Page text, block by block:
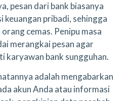
pesan dari bank biasanya
pribadi, sehingga
cemas. Penipu masa
merangkai pesan agar
karyawan bank sungguhan.
adalah mengabarkan
akun Anda atau informasi